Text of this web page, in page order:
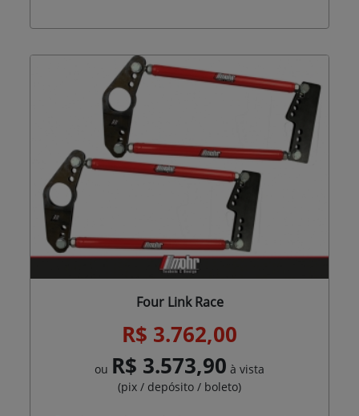
Four Link Race
R$ 3.762,00
ou R$ 3.573,90 à vista
(pix / depósito / boleto)